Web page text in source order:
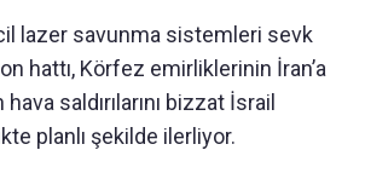
lazer savunma sistemleri sevk
hattı, Körfez emirliklerinin İran’a
saldırılarını bizzat İsrail
planlı şekilde ilerliyor.